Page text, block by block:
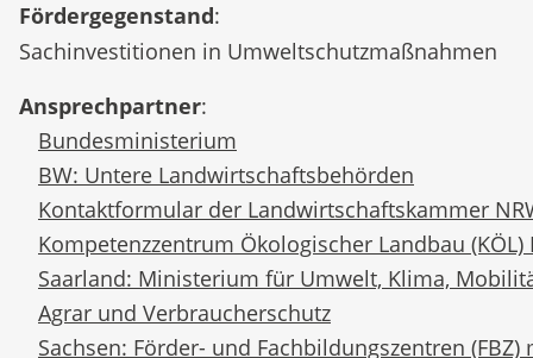
Fördergegenstand:
Sachinvestitionen in Umweltschutzmaßnahmen
Ansprechpartner:
Bundesministerium
BW: Untere Landwirtschaftsbehörden
Kontaktformular der Landwirtschaftskammer
Kompetenzzentrum Ökologischer Landbau (KÖL)
Saarland: Ministerium für Umwelt, Klima,
Agrar und Verbraucherschutz
Sachsen: Förder- und Fachbildungszentren (FBZ)